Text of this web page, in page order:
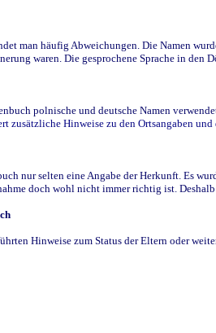
man häufig Abweichungen. Die Namen
waren. Die gesprochene Sprache in
polnische und deutsche Namen
zusätzliche Hinweise zu den Ortsangaben
nur selten eine Angabe der Herkunft. Es
doch wohl nicht immer richtig ist.
Hinweise zum Status der Eltern oder